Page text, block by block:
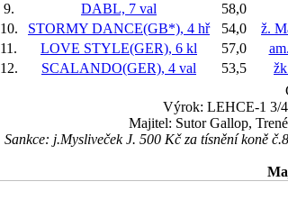
9.
DABL, 7 val 58,0
10.
STORMY DANCE(GB*), 4 hř 54,0 ž.
11.
LOVE STYLE(GER), 6 kl 57,0
12.
SCALANDO(GER), 4 val 53,5
Výrok: LEHCE-1 3/
Majitel: Sutor Gallop,
Sankce: j.Mysliveček J. 500 Kč za tísnění koně